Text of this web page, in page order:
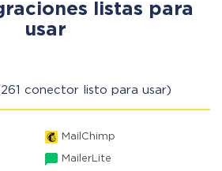
listas para
usar
conector listo para usar)
MailChimp
MailerLite